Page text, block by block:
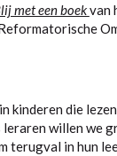
met een boekvan
kinderen die
willen we
terugval in hun